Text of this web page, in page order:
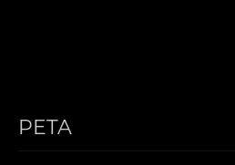
PETA